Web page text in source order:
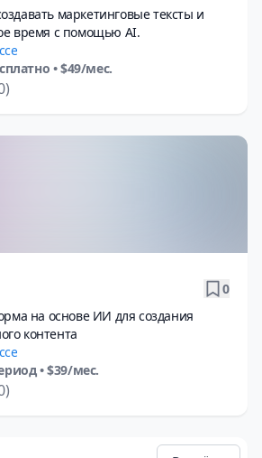
маркетинговые тексты и
время с помощью AI.
• $49/мес.
0
на основе ИИ для создания
контента
• $39/мес.